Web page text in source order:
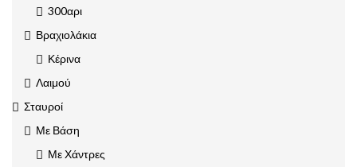
300αρι
Βραχιολάκια
Κέρινα
Λαιμού
Σταυροί
Με Βάση
Με Χάντρες